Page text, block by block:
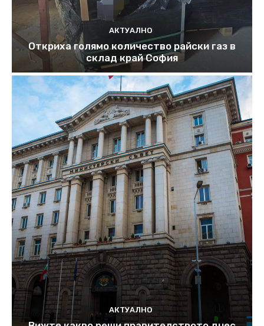
АКТУАЛНО
Откриха голямо количество райски газ в
склад край София
АКТУАЛНО